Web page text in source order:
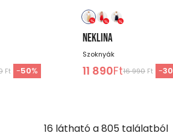
Ft -50%
NEKLINA
Szoknyák
11 890Ft16 990 Ft -30
16 látható a805találatból